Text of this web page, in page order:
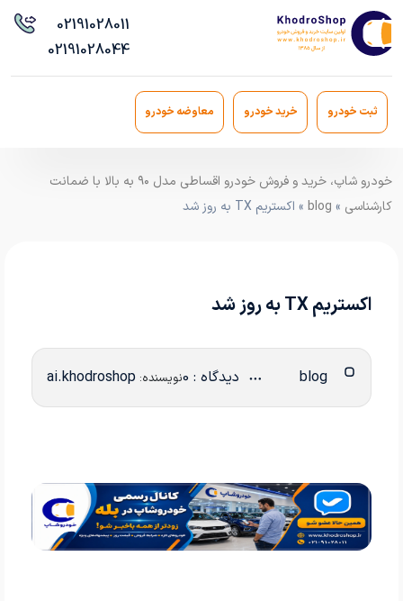
02191028011
02191028044
ثبت خودرو خرید خودرو معاوضه خودرو
خودرو شاپ، خرید و فروش خودرو اقساطی مدل ۹۰ به بالا با ضمانت
کارشناسی »
blog » اکستریم TX به روز شد
اکستریم TX به روز شد
دیدگاه : 0 نویسنده:ai.khodroshop